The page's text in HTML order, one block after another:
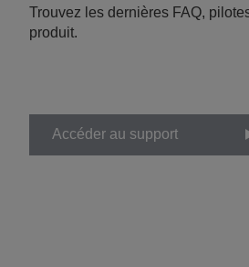
Trouvez les dernières FAQ,
produit.
Accéder au support